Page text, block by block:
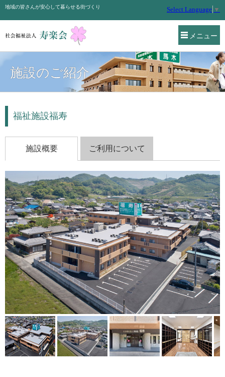
メニュー
地域の皆さんが安心して暮らせる街づくり Select Language ▼
施設のご紹介
福祉施設福寿
施設概要 ご利用について